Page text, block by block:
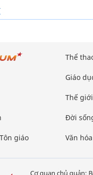
giáo
Thể
Giáo
Thế giới
Đời
Văn
Cơ quan chủ quản: